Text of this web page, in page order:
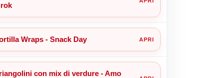
Wraps - Snack Day
con mix di verdure - Amo